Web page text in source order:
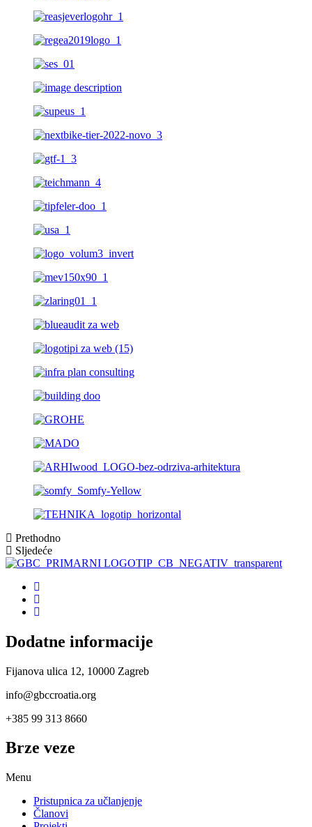
Prethodno
Sljedeće
Dodatne informacije
Fijanova ulica 12, 10000 Zagreb
info@gbccroatia.org
+385 99 313 8660
Brze veze
Menu
Pristupnica za učlanjenje
Članovi